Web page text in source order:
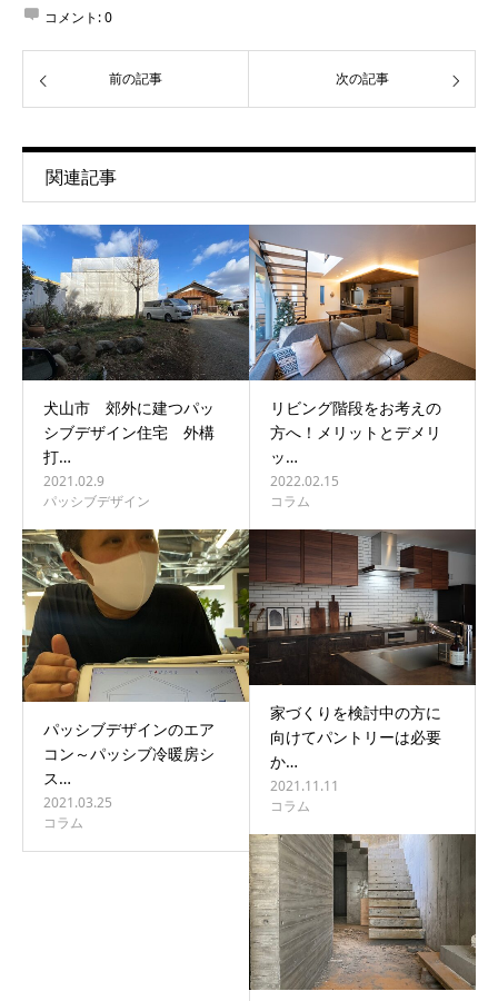
コメント:0
前の記事 次の記事
関連記事
犬山市 郊外に建つパッ
シブデザイン住宅 外構
打…
2021.02.9
パッシブデザイン
リビング階段をお考えの
方へ！メリットとデメリ
ッ…
2022.02.15
コラム
パッシブデザインのエア
コン～パッシブ冷暖房シ
ス…
2021.03.25
コラム
家づくりを検討中の方に
向けてパントリーは必要
か…
2021.11.11
コラム